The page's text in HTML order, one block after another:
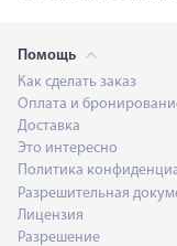
Помощь
Как сделать заказ
Оплата и
Доставка
Это интересно
Политика
Разрешительная
Лицензия
Разрешение